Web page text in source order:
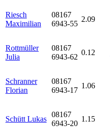
Riesch
Maximilian
08167
6943-55
2.09
Rottmüller
Julia
08167
6943-62
0.12
Schranner
Florian
08167
6943-17
1.06
Schütt Lukas
08167
6943-20
1.15